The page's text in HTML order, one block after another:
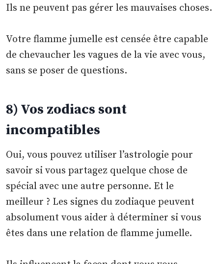
Ils ne peuvent pas gérer les mauvaises choses.
Votre flamme jumelle est censée être capable
de chevaucher les vagues de la vie avec vous,
sans se poser de questions.
8) Vos zodiacs sont
incompatibles
Oui, vous pouvez utiliser l’astrologie pour
savoir si vous partagez quelque chose de
spécial avec une autre personne. Et le
meilleur ? Les signes du zodiaque peuvent
absolument vous aider à déterminer si vous
êtes dans une relation de flamme jumelle.